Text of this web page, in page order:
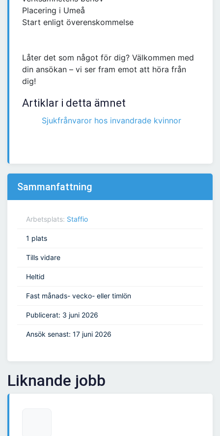
Placering i Umeå
Start enligt överenskommelse
Låter det som något för dig? Välkommen med
din ansökan – vi ser fram emot att höra från
dig!
Artiklar i detta ämnet
Sjukfrånvaror hos invandrade kvinnor
Sammanfattning
Arbetsplats: Staffio
1 plats
Tills vidare
Heltid
Fast månads- vecko- eller timlön
Publicerat: 3 juni 2026
Ansök senast: 17 juni 2026
Liknande jobb